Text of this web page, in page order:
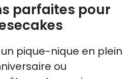
parfaites pour
pique-nique en plein
ou